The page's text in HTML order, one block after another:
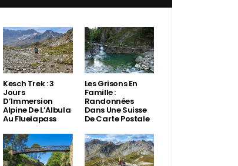
Kesch Trek : 3
Jours
D’Immersion
Alpine De L’Albula
Au Fluelapass
Les Grisons En
Famille :
Randonnées
Dans Une Suisse
De Carte Postale